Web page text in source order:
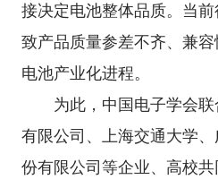
接决定电池整体品质。当
致产品质量参差不齐、兼
电池产业化进程。
为此，中国电子学会
有限公司、上海交通大学
份有限公司等企业、高校